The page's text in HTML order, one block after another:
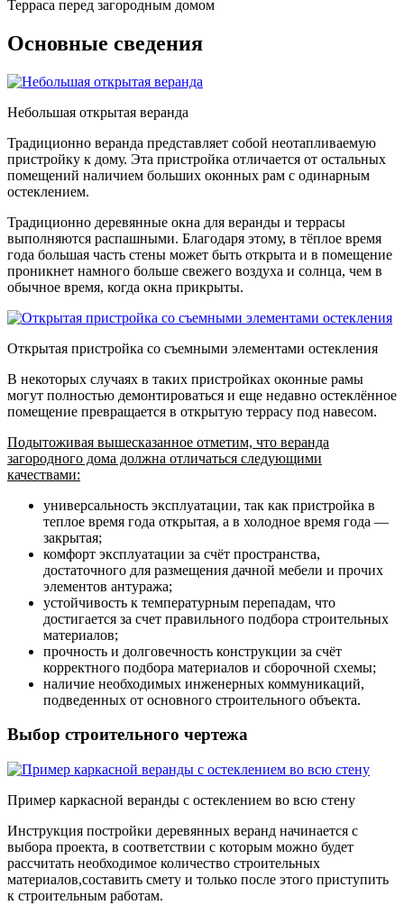
Терраса перед загородным домом
Основные сведения
Небольшая открытая веранда
Традиционно веранда представляет собой неотапливаемую
пристройку к дому. Эта пристройка отличается от остальных
помещений наличием больших оконных рам с одинарным
остеклением.
Традиционно деревянные окна для веранды и террасы
выполняются распашными. Благодаря этому, в тёплое время
года большая часть стены может быть открыта и в помещение
проникнет намного больше свежего воздуха и солнца, чем в
обычное время, когда окна прикрыты.
Открытая пристройка со съемными элементами остекления
В некоторых случаях в таких пристройках оконные рамы
могут полностью демонтироваться и еще недавно остеклённое
помещение превращается в открытую террасу под навесом.
Подытоживая вышесказанное отметим, что веранда
загородного дома должна отличаться следующими
качествами:
универсальность эксплуатации, так как пристройка в
теплое время года открытая, а в холодное время года —
закрытая;
комфорт эксплуатации за счёт пространства,
достаточного для размещения дачной мебели и прочих
элементов антуража;
устойчивость к температурным перепадам, что
достигается за счет правильного подбора строительных
материалов;
прочность и долговечность конструкции за счёт
корректного подбора материалов и сборочной схемы;
наличие необходимых инженерных коммуникаций,
подведенных от основного строительного объекта.
Выбор строительного чертежа
Пример каркасной веранды с остеклением во всю стену
Инструкция постройки деревянных веранд начинается с
выбора проекта, в соответствии с которым можно будет
рассчитать необходимое количество строительных
материалов,составить смету и только после этого приступить
к строительным работам.